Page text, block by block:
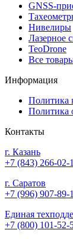
GNSS-
Нивелиры
Лазерное
TeoDrone
Все
Информация
Политика
Политика
Контакты
г. Казань
+7 (843) 266-02-
г. Саратов
+7 (996) 907-89-
Единая
+7 (800) 101-52-